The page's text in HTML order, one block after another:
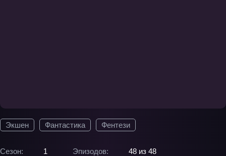
Экшен Фантастика Фентези
Сезон: 1 Эпизодов:
48 из 48